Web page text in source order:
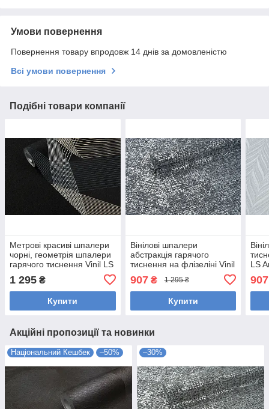
Умови повернення
Повернення товару впродовж 14 днів за домовленістю
Всі умови повернення
Подібні товари компанії
Метрові красиві шпалери
чорні, геометрія шпалери
гарячого тиснення Vinil LS
(1,06х10,05м)
1 295 ₴
Купити
Вінілові шпалери
абстракція гарячого
тиснення на флізеліні Vinil
чорний (1,06х10,05м)
907₴ 1 295 ₴
Купити
LS
907
Акційні пропозиції та новинки
Національний Кешбек –50% –30%